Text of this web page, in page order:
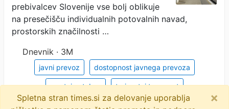
prebivalcev Slovenije vse bolj oblikuje
na presečišču individualnih potovalnih navad,
prostorskih značilnosti …
Dnevnik · 3M
javni prevoz dostopnost javnega prevoza
mestni avtobus trajnostni transport
mestna in ruralna mobilnost mobilnost v sloveniji
Spletna stran times.si za delovanje uporablja
×